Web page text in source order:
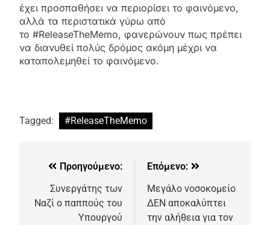
έχει προσπαθήσει να περιορίσει το φαινόμενο,
αλλά τα περιστατικά γύρω από
το #ReleaseTheMemo, φανερώνουν πως πρέπει
να διανυθεί πολύς δρόμος ακόμη μέχρι να
καταπολεμηθεί το φαινόμενο.
Tagged: #ReleaseTheMemo
Προηγούμενο:
Συνεργάτης των
Ναζί ο παππούς του
Υπουργού
Επόμενο:
Μεγάλο νοσοκομείο
ΔΕΝ αποκαλύπτει
την αλήθεια για τον